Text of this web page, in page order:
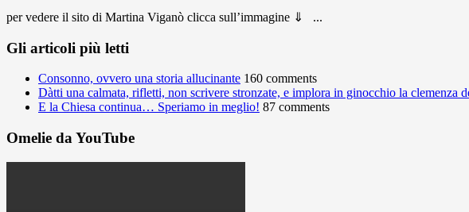
per vedere il sito di Martina Viganò clicca sull’immagine ⇓ ...
Gli articoli più letti
Consonno, ovvero una storia allucinante 160 comments
Dàtti una calmata, rifletti, non scrivere stronzate, e implora in ginocchio la clemenza
E la Chiesa continua… Speriamo in meglio! 87 comments
Omelie da YouTube